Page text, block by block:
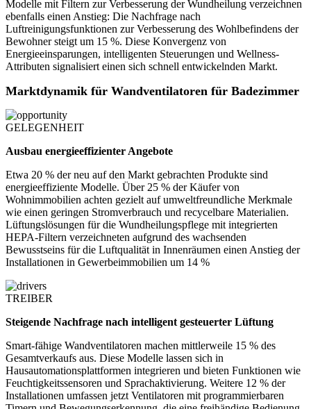
Modelle mit Filtern zur Verbesserung der Wundheilung verzeichnen
ebenfalls einen Anstieg: Die Nachfrage nach
Luftreinigungsfunktionen zur Verbesserung des Wohlbefindens der
Bewohner steigt um 15 %. Diese Konvergenz von
Energieeinsparungen, intelligenten Steuerungen und Wellness-
Attributen signalisiert einen sich schnell entwickelnden Markt.
Marktdynamik für Wandventilatoren für Badezimmer
GELEGENHEIT
Ausbau energieeffizienter Angebote
Etwa 20 % der neu auf den Markt gebrachten Produkte sind
energieeffiziente Modelle. Über 25 % der Käufer von
Wohnimmobilien achten gezielt auf umweltfreundliche Merkmale
wie einen geringen Stromverbrauch und recycelbare Materialien.
Lüftungslösungen für die Wundheilungspflege mit integrierten
HEPA-Filtern verzeichneten aufgrund des wachsenden
Bewusstseins für die Luftqualität in Innenräumen einen Anstieg der
Installationen in Gewerbeimmobilien um 14 %
TREIBER
Steigende Nachfrage nach intelligent gesteuerter Lüftung
Smart-fähige Wandventilatoren machen mittlerweile 15 % des
Gesamtverkaufs aus. Diese Modelle lassen sich in
Hausautomationsplattformen integrieren und bieten Funktionen wie
Feuchtigkeitssensoren und Sprachaktivierung. Weitere 12 % der
Installationen umfassen jetzt Ventilatoren mit programmierbaren